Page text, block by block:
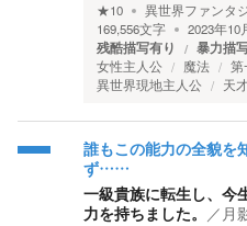
★10 異世界ファンタ
169,556文字 2023年10
残酷描写有り 暴力描
女性主人公 魔法 第
異世界現地主人公
天
誰もこの能力の全貌を
ず……
一級貴族に転生し、今
力を持ちました。 ／ 月